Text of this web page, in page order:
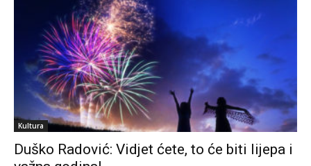
Kultura
Duško Radović: Vidjet ćete, to će biti lijepa i